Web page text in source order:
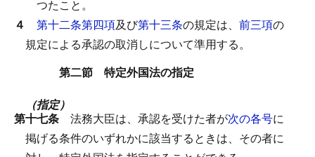
つたこと。
４ 第十二条第四項及び第十三条の規定は、 前三項の
規定による承認の取消しについて準用する。
第二節 特定外国法の指定
（指定）
第十七条 法務大臣は、承認を受けた者が次の各号に
掲げる条件のいずれかに該当するときは、その者に